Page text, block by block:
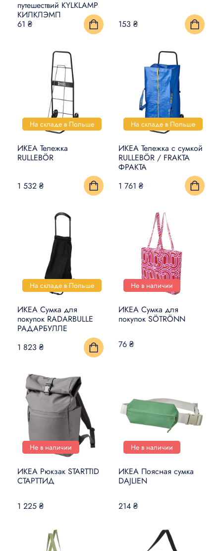
путешествий KYLKLAMP
КИЛКЛЭМП
61 ₴
153 ₴
На складе в Польше
ИКЕА Тележка
RULLEBÖR
1 532 ₴
На складе в Польше
ИКЕА Тележка с сумкой
RULLEBÖR / FRAKTA
ФРАКТА
1 761 ₴
На складе в Польше
ИКЕА Сумка для
покупок RADARBULLE
РАДАРБУЛЛЕ
1 823 ₴
Не в наличии
ИКЕА Сумка для
покупок SÖTRÖNN
76 ₴
Не в наличии
ИКЕА Рюкзак STARTTID
СТАРТТИД
1 225 ₴
Не в наличии
ИКЕА Поясная сумка
DAJLIEN
214 ₴